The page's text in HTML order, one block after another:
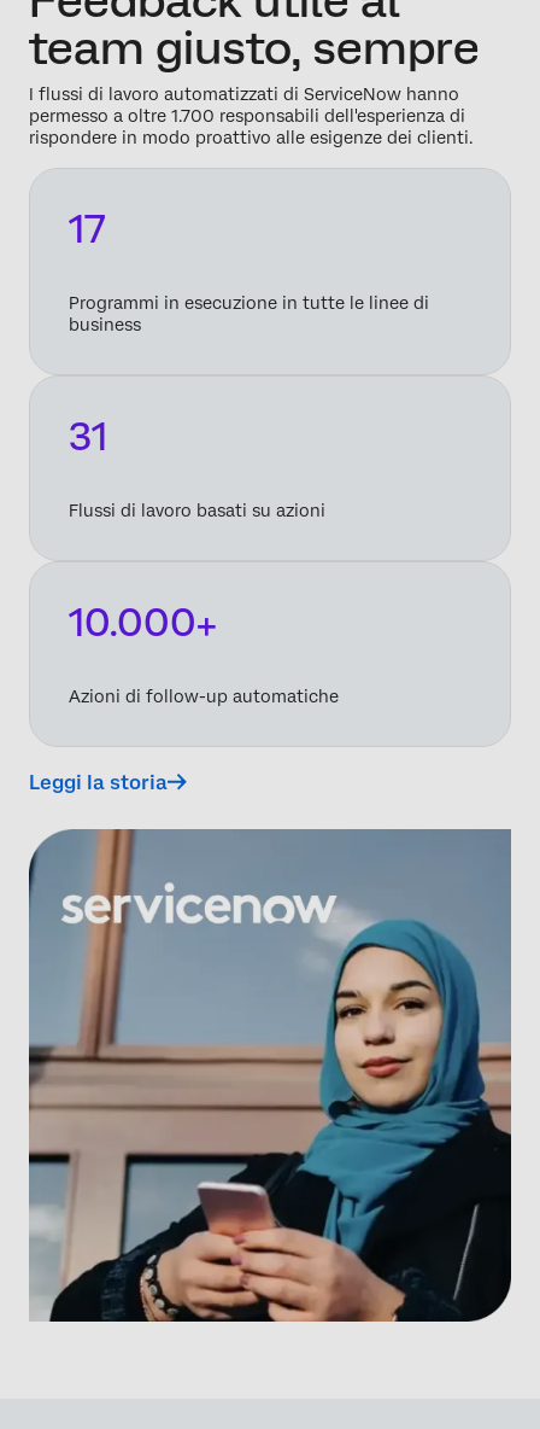
team giusto, sempre
I flussi di lavoro automatizzati di ServiceNow hanno
permesso a oltre 1.700 responsabili dell'esperienza di
rispondere in modo proattivo alle esigenze dei clienti.
17
Programmi in esecuzione in tutte le linee di
business
31
Flussi di lavoro basati su azioni
10.000+
Azioni di follow-up automatiche
Leggi la storia